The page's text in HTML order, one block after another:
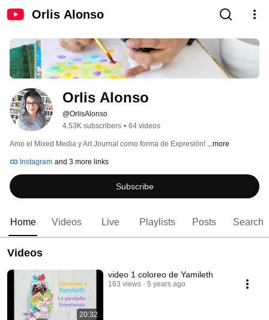
Orlis Alonso
Orlis Alonso
@OrlisAlonso
4.53K subscribers • 64 videos
Amo el Mixed Media y Art Journal como forma de Expresión! ...more
Instagram and 3 more links
Subscribe
Home Videos Live Playlists Posts Search
Videos
20:32
video 1 coloreo de Yamileth
163 views 5 years ago